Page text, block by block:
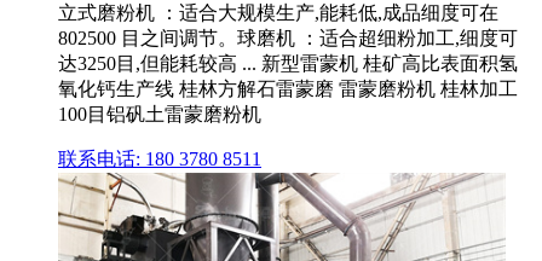
立式磨粉机 ：适合大规模生产,能耗低,成品细度可在
802500 目之间调节。球磨机 ：适合超细粉加工,细度可
达3250目,但能耗较高 ... 新型雷蒙机 桂矿高比表面积氢
氧化钙生产线 桂林方解石雷蒙磨 雷蒙磨粉机 桂林加工
100目铝矾土雷蒙磨粉机
联系电话: 180 3780 8511